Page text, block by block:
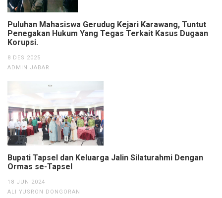
Puluhan Mahasiswa Gerudug Kejari Karawang, Tuntut
Penegakan Hukum Yang Tegas Terkait Kasus Dugaan
Korupsi.
8 DES 2025
ADMIN JABAR
Bupati Tapsel dan Keluarga Jalin Silaturahmi Dengan
Ormas se-Tapsel
18 JUN 2024
ALI YUSRON DONGORAN